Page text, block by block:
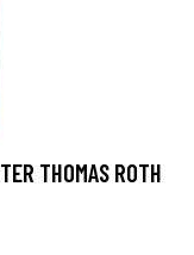
THOMAS ROTH